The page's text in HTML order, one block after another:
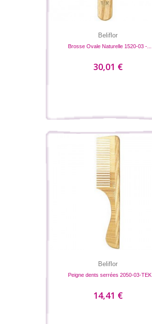
Beliflor
Brosse Ovale Naturelle 1520-03 -...
30,01 €
Beliflor
Peigne dents serrées 2050-03-TEK
14,41 €